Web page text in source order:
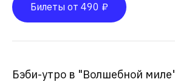
Билеты от 490 ₽
Бэби-утро в "Волшебной